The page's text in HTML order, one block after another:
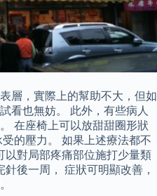
層，實際上的幫助不大，但如
看也無妨。 此外，有些病人
在座椅上可以放甜甜圈形狀
的壓力。 如果上述療法都不
以對局部疼痛部位施打少量類
後一周， 症狀可明顯改善，